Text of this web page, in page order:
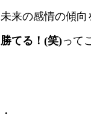
未来の感情の傾向
勝てる！(笑)って
・